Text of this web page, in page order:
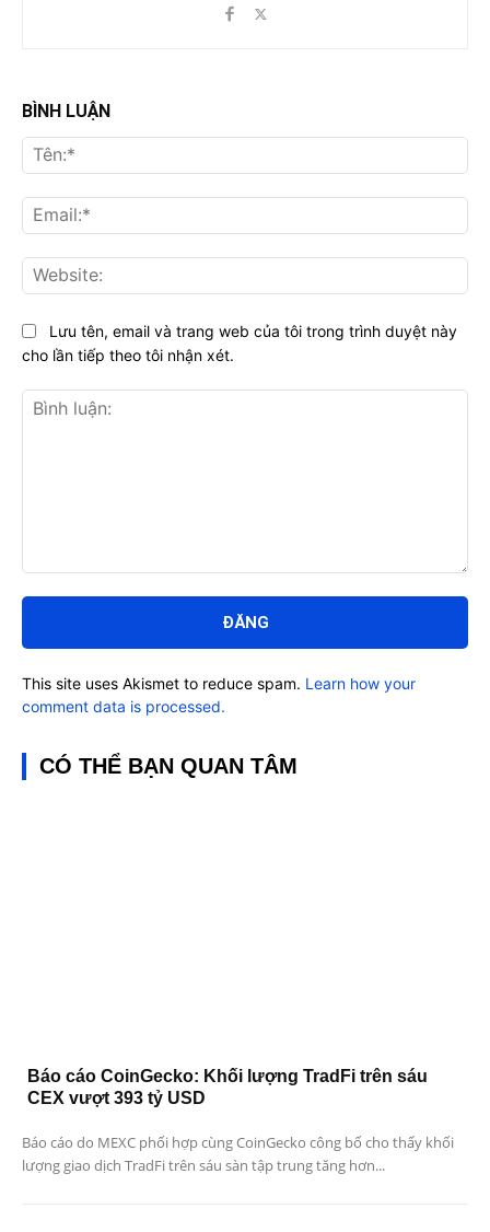
BÌNH LUẬN
luận:
Lưu tên, email và trang web của tôi trong trình duyệt này
cho lần tiếp theo tôi nhận xét.
This site uses Akismet to reduce spam. Learn how your
comment data is processed.
CÓ THỂ BẠN QUAN TÂM
Báo cáo CoinGecko: Khối lượng TradFi trên sáu
CEX vượt 393 tỷ USD
Báo cáo do MEXC phối hợp cùng CoinGecko công bố cho thấy khối
lượng giao dịch TradFi trên sáu sàn tập trung tăng hơn...